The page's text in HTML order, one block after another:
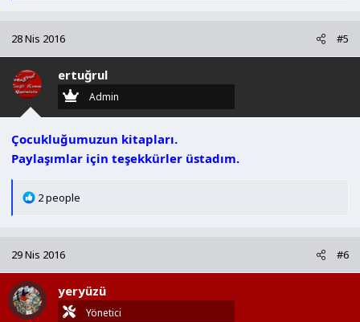
i
l
e
r
28 Nis 2016 #5
ertuğrul
Admin
Çocukluğumuzun kitapları.
Paylaşımlar için teşekkürler üstadım.
T
i
l
e
r
2 people
29 Nis 2016 #6
yeryüzü
Yönetici